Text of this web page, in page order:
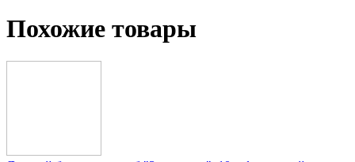
Похожие товары